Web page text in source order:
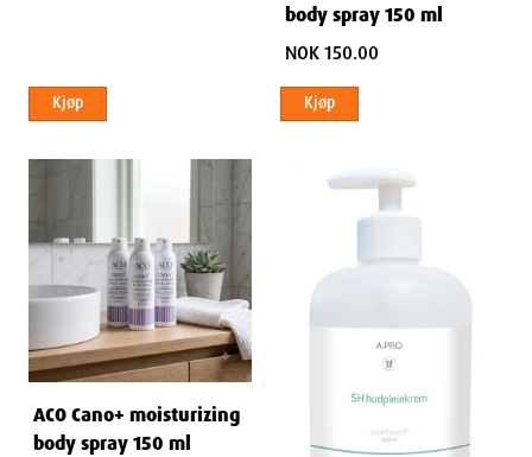
Kjøp
body spray 150 ml
NOK 150.00
Kjøp
ACO Cano+ moisturizing
body spray 150 ml